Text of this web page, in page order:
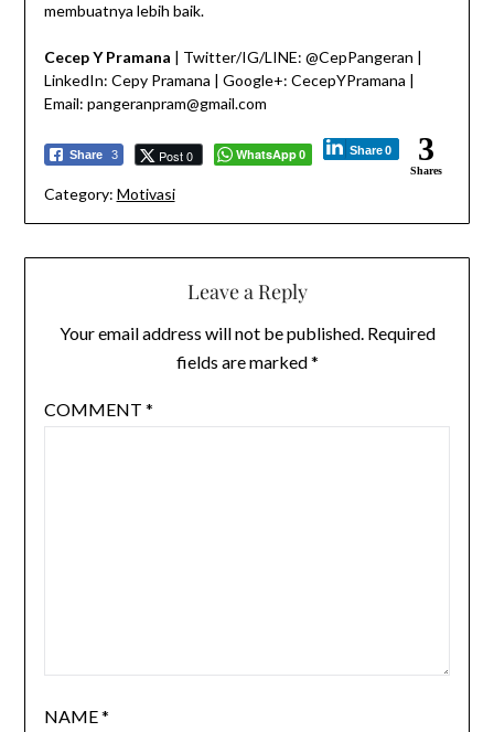
membuatnya lebih baik.
Cecep Y Pramana | Twitter/IG/LINE: @CepPangeran |
LinkedIn: Cepy Pramana | Google+: CecepYPramana |
Email: pangeranpram@gmail.com
Share 3 Post 0 WhatsApp 0 Share 0 3
Shares
Category: Motivasi
Leave a Reply
Your email address will not be published. Required
fields are marked*
COMMENT *
NAME*